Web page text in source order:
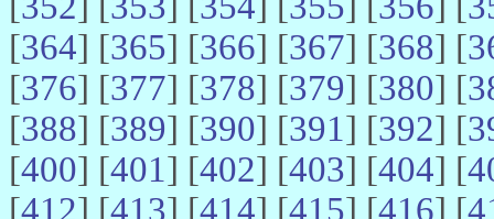
[364] [365] [366] [367] [368] [
[376] [377] [378] [379] [380] [
[388] [389] [390] [391] [392] [
[400] [401] [402] [403] [404] [
[412] [413] [414] [415] [416] [